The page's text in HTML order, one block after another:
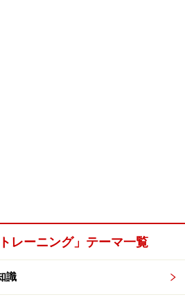
レーニング」テーマ一覧
識